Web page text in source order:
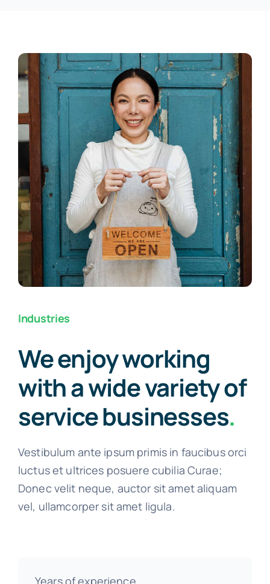
Industries
We enjoy working
with a wide variety of
service businesses.
Vestibulum ante ipsum primis in faucibus orci
luctus et ultrices posuere cubilia Curae;
Donec velit neque, auctor sit amet aliquam
vel, ullamcorper sit amet ligula.
Years of experience